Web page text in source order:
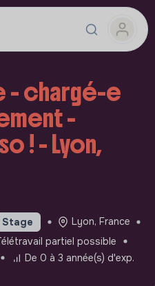
- chargé-e
-
! - Lyon,
Stage
Lyon, France
partiel possible
De 0 à 3 année(s) d'exp.